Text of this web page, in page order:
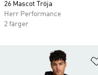
26 Mascot Tröja
Herr Performance
2 färger